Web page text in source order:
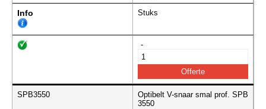
Info Stuks
-
SPB3550
Optibelt V-snaar smal prof. SPB
3550